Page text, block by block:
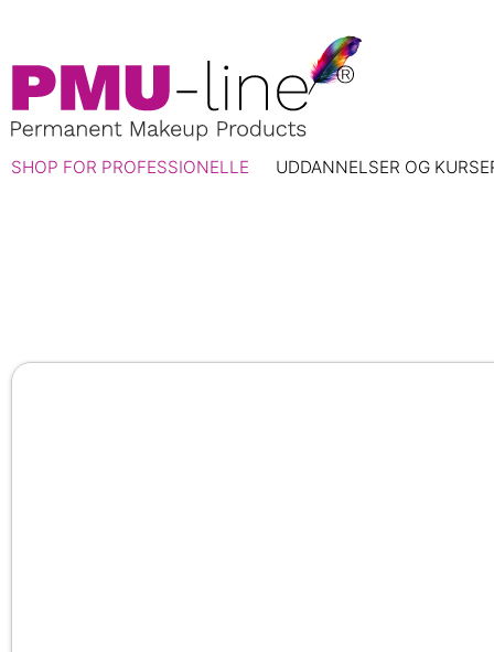
SHOP FOR PROFESSIONELLE UDDANNELSER OG